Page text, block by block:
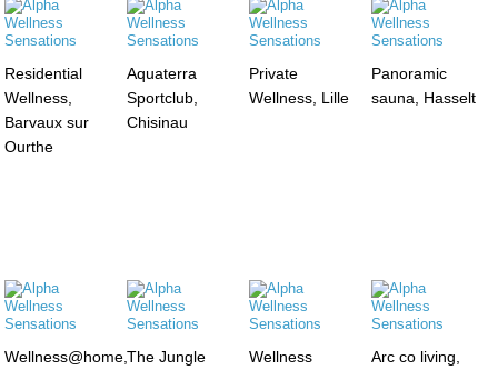
Residential
Wellness,
Barvaux sur
Ourthe
Aquaterra
Sportclub,
Chisinau
Private
Wellness, Lille
Panoramic
sauna, Hasselt
Wellness@home,The Jungle
Wellness
Arc co living,